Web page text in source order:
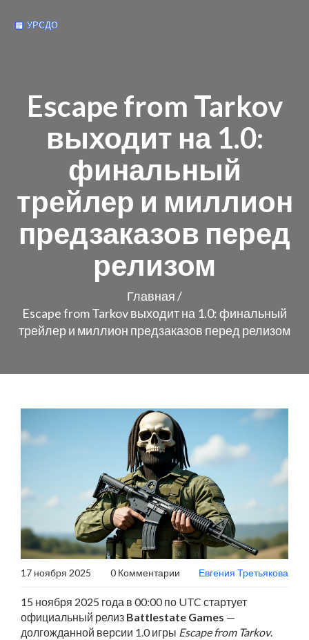
Escape from Tarkov
выходит на 1.0:
финальный
трейлер и миллион
предзаказов перед
релизом
Главная/
Escape from Tarkov выходит на 1.0: финальный
трейлер и миллион предзаказов перед релизом
17 ноября 2025 0 Комментарии Евгения Третьякова
15 ноября 2025 года в 00:00 по UTC стартует
официальный релиз Battlestate Games —
долгожданной версии 1.0 игры Escape from Tarkov.